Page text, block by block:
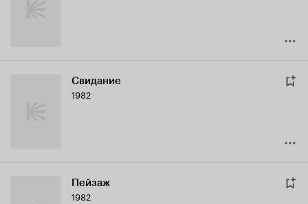
Свидание
1982
Пейзаж
1982